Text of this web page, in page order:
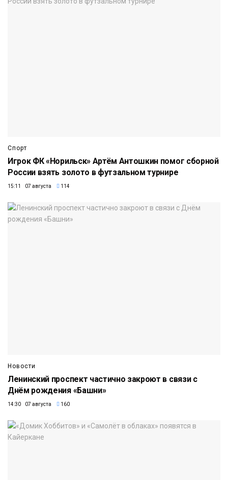
Спорт
Игрок ФК «Норильск» Артём Антошкин помог сборной
России взять золото в футзальном турнире
15:11 07 августа 114
Новости
Ленинский проспект частично закроют в связи с
Днём рождения «Башни»
14:30 07 августа 160